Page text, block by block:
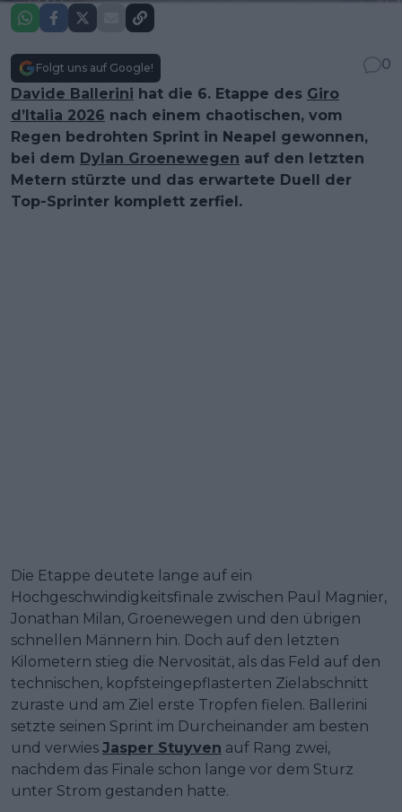
Folgt uns auf Google!
0
Davide Ballerini hat die 6. Etappe des Giro
d’Italia 2026 nach einem chaotischen, vom
Regen bedrohten Sprint in Neapel gewonnen,
bei dem Dylan Groenewegen auf den letzten
Metern stürzte und das erwartete Duell der
Top-Sprinter komplett zerfiel.
Die Etappe deutete lange auf ein
Hochgeschwindigkeitsfinale zwischen Paul Magnier,
Jonathan Milan, Groenewegen und den übrigen
schnellen Männern hin. Doch auf den letzten
Kilometern stieg die Nervosität, als das Feld auf den
technischen, kopfsteingepflasterten Zielabschnitt
zuraste und am Ziel erste Tropfen fielen. Ballerini
setzte seinen Sprint im Durcheinander am besten
und verwies Jasper Stuyven auf Rang zwei,
nachdem das Finale schon lange vor dem Sturz
unter Strom gestanden hatte.